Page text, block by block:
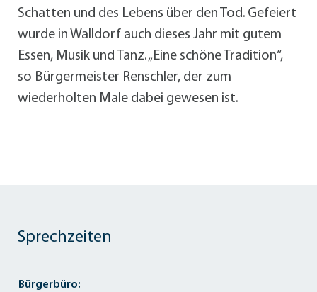
Schatten und des Lebens über den Tod. Gefeiert
wurde in Walldorf auch dieses Jahr mit gutem
Essen, Musik und Tanz. „Eine schöne Tradition“,
so Bürgermeister Renschler, der zum
wiederholten Male dabei gewesen ist.
Sprechzeiten
Bürgerbüro: